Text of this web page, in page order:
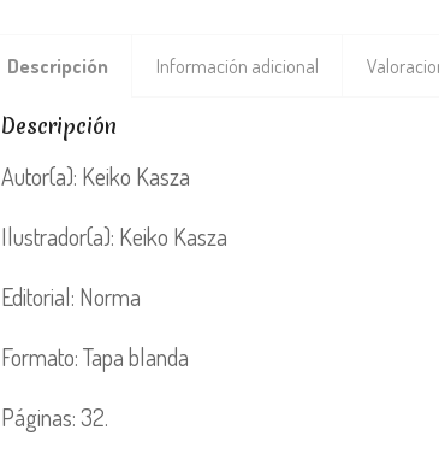
Descripción Información adicional
Descripción
Autor(a): Keiko Kasza
Ilustrador(a): Keiko Kasza
Editorial: Norma
Formato: Tapa blanda
Páginas: 32.